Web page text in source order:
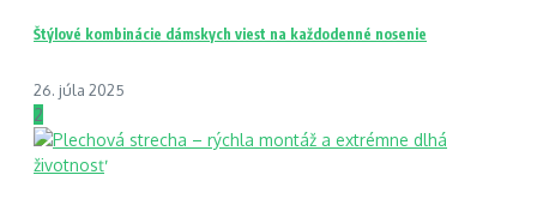
Štýlové kombinácie dámskych viest na každodenné nosenie
26. júla 2025
2